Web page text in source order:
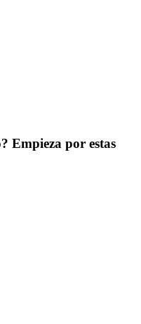
Empieza por estas